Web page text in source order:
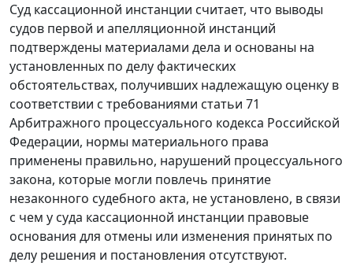
Суд кассационной инстанции считает, что выводы
судов первой и апелляционной инстанций
подтверждены материалами дела и основаны на
установленных по делу фактических
обстоятельствах, получивших надлежащую оценку в
соответствии с требованиями статьи 71
Арбитражного процессуального кодекса Российской
Федерации, нормы материального права
применены правильно, нарушений процессуального
закона, которые могли повлечь принятие
незаконного судебного акта, не установлено, в связи
с чем у суда кассационной инстанции правовые
основания для отмены или изменения принятых по
делу решения и постановления отсутствуют.